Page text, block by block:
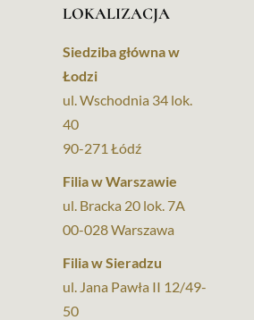
LOKALIZACJA
Siedziba główna w
Łodzi
ul. Wschodnia 34 lok.
40
90-271 Łódź
Filia w Warszawie
ul. Bracka 20 lok. 7A
00-028 Warszawa
Filia w Sieradzu
ul. Jana Pawła II 12/49-
50